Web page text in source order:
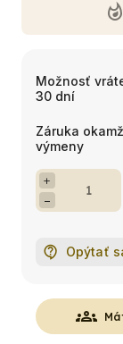
whatshot
Možnosť
30 dní
Záruka
výmeny
+
−
Opýtať
groups